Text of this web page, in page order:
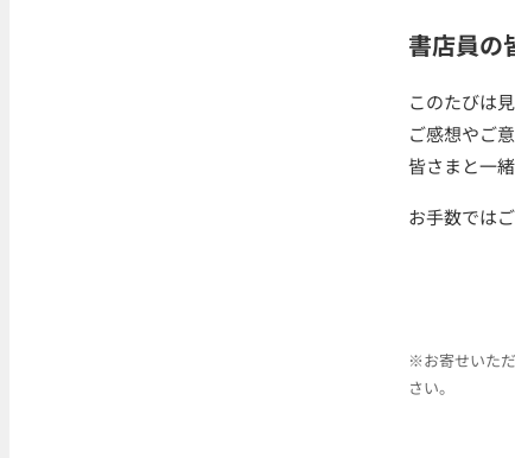
書店員の
このたびは
ご感想やご
皆さまと一
お手数では
※お寄せいた
さい。